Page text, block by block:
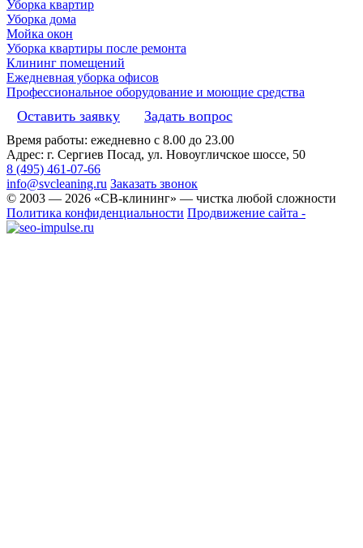
Уборка квартир
Уборка дома
Мойка окон
Уборка квартиры после ремонта
Клининг помещений
Ежедневная уборка офисов
Профессиональное оборудование и моющие средства
Оставить заявку Задать вопрос
Время работы: ежедневно с 8.00 до 23.00
Адрес: г. Сергиев Посад, ул. Новоугличское шоссе, 50
8 (495) 461-07-66
info@svcleaning.ru Заказать звонок
© 2003 — 2026 «СВ-клининг» — чистка любой сложности
Политика конфиденциальности Продвижение сайта -